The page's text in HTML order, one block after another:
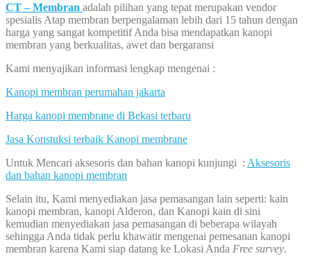
CT – Membran adalah pilihan yang tepat merupakan vendor
spesialis Atap membran berpengalaman lebih dari 15 tahun dengan
harga yang sangat kompetitif Anda bisa mendapatkan kanopi
membran yang berkualitas, awet dan bergaransi
Kami menyajikan informasi lengkap mengenai :
Kanopi membran perumahan jakarta
Harga kanopi membrane di Bekasi terbaru
Jasa Konstuksi terbaik Kanopi membrane
Untuk Mencari aksesoris dan bahan kanopi kunjungi : Aksesoris
dan bahan kanopi membran
Selain itu, Kami menyediakan jasa pemasangan lain seperti: kain
kanopi membran, kanopi Alderon, dan Kanopi kain di sini
kemudian menyediakan jasa pemasangan di beberapa wilayah
sehingga Anda tidak perlu khawatir mengenai pemesanan kanopi
membran karena Kami siap datang ke Lokasi Anda Free survey.